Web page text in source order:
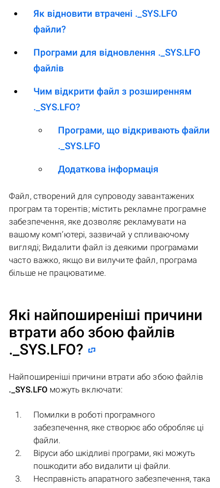
Як відновити втрачені ._SYS.LFO
файли?
Програми для відновлення ._SYS.LFO
файлів
Чим відкрити файл з розширенням
._SYS.LFO?
Програми, що відкривають файли
._SYS.LFO
Додаткова інформація
Файл, створений для супроводу завантажених
програм та торентів; містить рекламне програмне
забезпечення, яке дозволяє рекламувати на
вашому комп’ютері, зазвичай у спливаючому
вигляді; Видалити файл із деякими програмами
часто важко, якщо ви вилучите файл, програма
більше не працюватиме.
Які найпоширеніші причини
втрати або збою файлів
._SYS.LFO?
Найпоширеніші причини втрати або збою файлів
._SYS.LFO можуть включати:
Помилки в роботі програмного
забезпечення, яке створює або обробляє ці
файли.
Віруси або шкідливі програми, які можуть
пошкодити або видалити ці файли.
Несправність апаратного забезпечення, така